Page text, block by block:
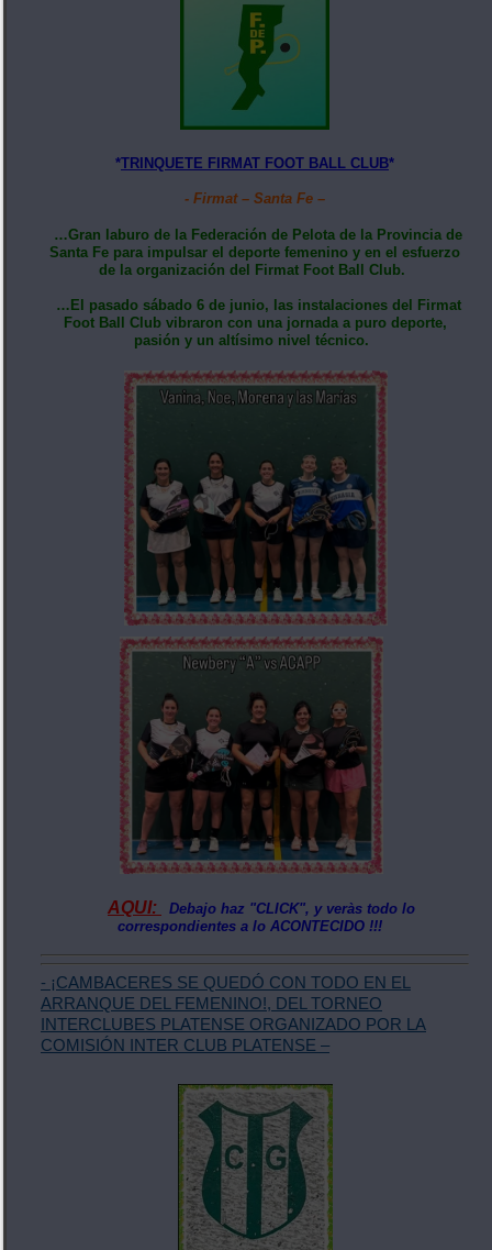
*TRINQUETE FIRMAT FOOT BALL CLUB*
- Firmat – Santa Fe –
…Gran laburo de la Federación de Pelota de la Provincia de
Santa Fe para impulsar el deporte femenino y en el esfuerzo
de la organización del Firmat Foot Ball Club.
…El pasado sábado 6 de junio, las instalaciones del Firmat
Foot Ball Club vibraron con una jornada a puro deporte,
pasión y un altísimo nivel técnico.
AQUI:
Debajo haz "CLICK", y veràs todo lo
correspondientes a lo ACONTECIDO !!!
- ¡CAMBACERES SE QUEDÓ CON TODO EN EL
ARRANQUE DEL FEMENINO!, DEL TORNEO
INTERCLUBES PLATENSE ORGANIZADO POR LA
COMISIÓN INTER CLUB PLATENSE –